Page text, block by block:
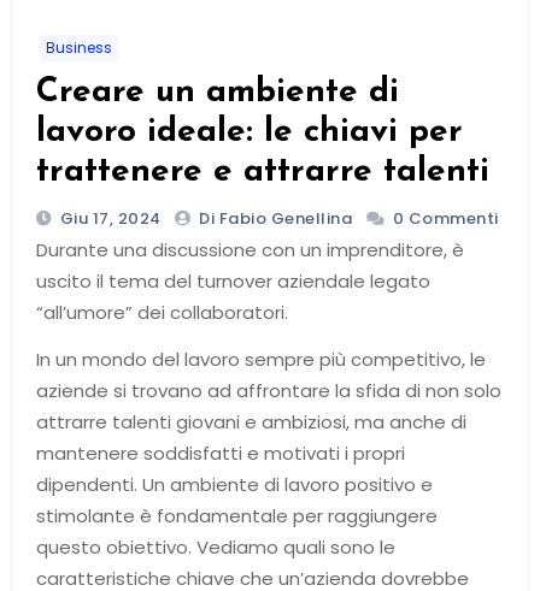
Business
Creare un ambiente di
lavoro ideale: le chiavi per
trattenere e attrarre talenti
Giu 17, 2024 Di Fabio Genellina 0 Commenti
Durante una discussione con un imprenditore, è
uscito il tema del turnover aziendale legato
“all’umore” dei collaboratori.
In un mondo del lavoro sempre più competitivo, le
aziende si trovano ad affrontare la sfida di non solo
attrarre talenti giovani e ambiziosi, ma anche di
mantenere soddisfatti e motivati i propri
dipendenti. Un ambiente di lavoro positivo e
stimolante è fondamentale per raggiungere
questo obiettivo. Vediamo quali sono le
caratteristiche chiave che un’azienda dovrebbe